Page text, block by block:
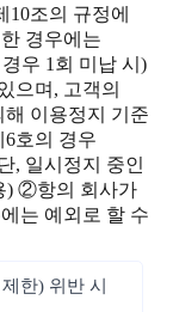
조의 규정에
경우에는
우 1회 미납 시)
으며, 고객의
이용정지 기준
호의 경우
, 일시정지 중인
) ②항의 회사가
는 예외로 할 수
한) 위반 시